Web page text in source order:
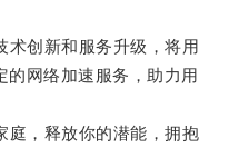
创新和服务升级，将用
的网络加速服务，助力用
，释放你的潜能，拥抱